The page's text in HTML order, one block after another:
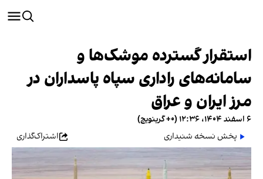
استقرار گسترده موشک‌ها و
سامانه‌های راداری سپاه پاسداران در
مرز ایران و عراق
۶ اسفند ۱۴۰۴، ۱۲:۳۶ (‎+۰ گرینویچ)
پخش نسخه شنیداری
اشتراک‌گذاری